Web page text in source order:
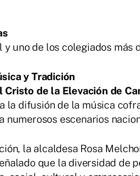
uno de los colegiados más
y Tradición
de la Elevación de
la difusión de la música
numerosos escenarios
la alcaldesa Rosa
que la diversidad de